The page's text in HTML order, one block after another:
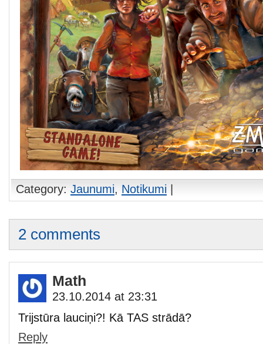
Category: Jaunumi, Notikumi
2 comments
Math
23.10.2014 at 23:31
Trijstūra lauciņi?! Kā TAS strādā?
Reply